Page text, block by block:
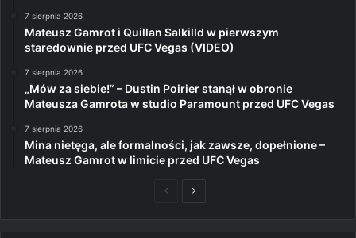
7 sierpnia 2026
Mateusz Gamrot i Quillan Salkilld w pierwszym
staredownie przed UFC Vegas (VIDEO)
7 sierpnia 2026
„Mów za siebie!” – Dustin Poirier stanął w obronie
Mateusza Gamrota w studio Paramount przed UFC Vegas
7 sierpnia 2026
Mina nietęga, ale formalności, jak zawsze, dopełnione –
Mateusz Gamrot w limicie przed UFC Vegas
PoprzedniaNastępna